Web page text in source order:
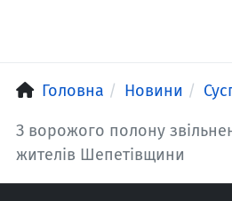
Головна Новини
З ворожого полону
жителів Шепетівщини